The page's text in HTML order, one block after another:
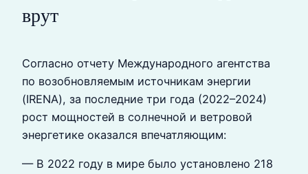
врут
Согласно отчету Международного агентства
по возобновляемым источникам энергии
(IRENA), за последние три года (2022–2024)
рост мощностей в солнечной и ветровой
энергетике оказался впечатляющим:
— В 2022 году в мире было установлено 218